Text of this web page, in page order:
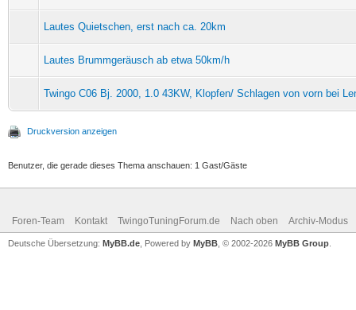
Lautes Quietschen, erst nach ca. 20km
Lautes Brummgeräusch ab etwa 50km/h
Twingo C06 Bj. 2000, 1.0 43KW, Klopfen/ Schlagen von vorn bei
Druckversion anzeigen
Benutzer, die gerade dieses Thema anschauen: 1 Gast/Gäste
Foren-Team Kontakt TwingoTuningForum.de Nach oben Archiv-Modus
Deutsche Übersetzung: MyBB.de , Powered by MyBB , © 2002-2026 MyBB Group